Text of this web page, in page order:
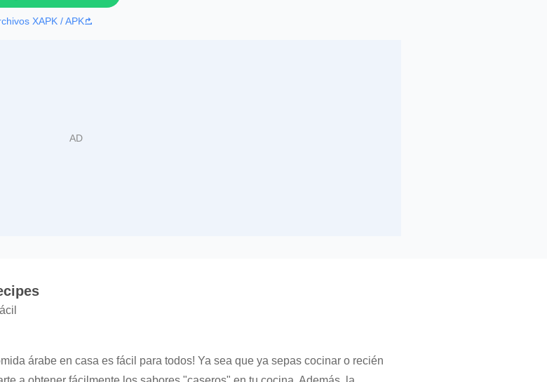
XAPK / APK
árabe en casa es fácil para todos! Ya sea que ya sepas cocinar o recién